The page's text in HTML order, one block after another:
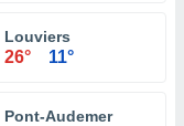
Louviers
26° 11°
Pont-Audemer